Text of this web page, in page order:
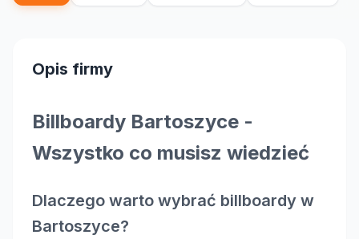
Opis firmy
Billboardy Bartoszyce -
Wszystko co musisz wiedzieć
Dlaczego warto wybrać billboardy w
Bartoszyce?